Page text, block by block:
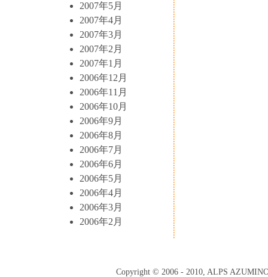
2007年5月
2007年4月
2007年3月
2007年2月
2007年1月
2006年12月
2006年11月
2006年10月
2006年9月
2006年8月
2006年7月
2006年6月
2006年5月
2006年4月
2006年3月
2006年2月
Copyright © 2006 - 2010, ALPS